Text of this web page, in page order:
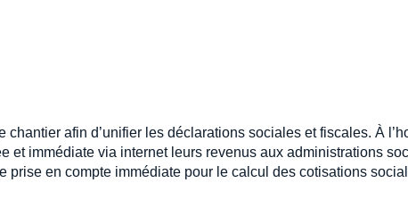
afin d’unifier les déclarations sociales et fiscales. À
et immédiate via internet leurs revenus aux administrations
prise en compte immédiate pour le calcul des cotisations